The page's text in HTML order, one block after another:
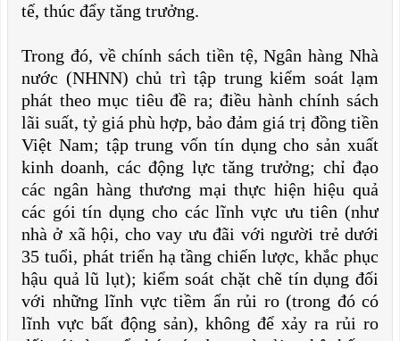
tế, thúc đẩy tăng trưởng.
Trong đó, về chính sách tiền tệ, Ngân hàng Nhà
nước (NHNN) chủ trì tập trung kiểm soát lạm
phát theo mục tiêu đề ra; điều hành chính sách
lãi suất, tỷ giá phù hợp, bảo đảm giá trị đồng tiền
Việt Nam; tập trung vốn tín dụng cho sản xuất
kinh doanh, các động lực tăng trưởng; chỉ đạo
các ngân hàng thương mại thực hiện hiệu quả
các gói tín dụng cho các lĩnh vực ưu tiên (như
nhà ở xã hội, cho vay ưu đãi với người trẻ dưới
35 tuổi, phát triển hạ tầng chiến lược, khắc phục
hậu quả lũ lụt); kiểm soát chặt chẽ tín dụng đối
với những lĩnh vực tiềm ẩn rủi ro (trong đó có
lĩnh vực bất động sản), không để xảy ra rủi ro